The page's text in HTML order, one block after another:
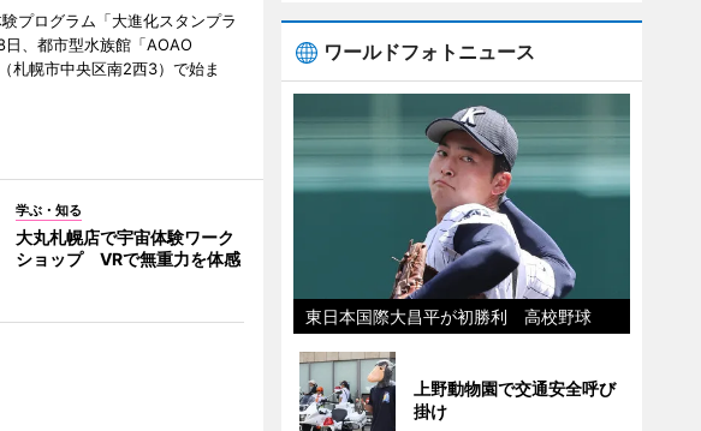
プログラム「大進化スタンプラ
日、都市型水族館「AOAO
札幌市中央区南2西3）で始ま
学ぶ・知る
大丸札幌店で宇宙体験ワーク
ショップ VRで無重力を体感
ワールドフォトニュース
東日本国際大昌平が初勝利 高校野球
上野動物園で交通安全呼び
掛け